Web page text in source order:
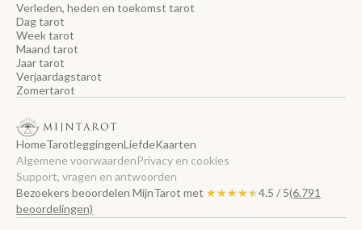
Verleden, heden en toekomst tarot
Dag tarot
Week tarot
Maand tarot
Jaar tarot
Verjaardagstarot
Zomertarot
HomeTarotleggingenLiefdeKaarten
Algemene voorwaardenPrivacy en cookies
Support, vragen en antwoorden
Bezoekers beoordelen MijnTarot met ★★★★★
★★★★★4.5 / 5(6.791
beoordelingen)